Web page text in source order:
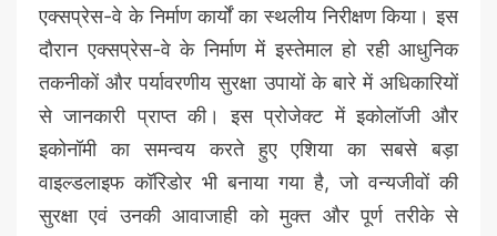
एक्सप्रेस-वे के निर्माण कार्यों का स्थलीय निरीक्षण किया। इस
दौरान एक्सप्रेस-वे के निर्माण में इस्तेमाल हो रही आधुनिक
तकनीकों और पर्यावरणीय सुरक्षा उपायों के बारे में अधिकारियों
से जानकारी प्राप्त की। इस प्रोजेक्ट में इकोलॉजी और
इकोनॉमी का समन्वय करते हुए एशिया का सबसे बड़ा
वाइल्डलाइफ कॉरिडोर भी बनाया गया है, जो वन्यजीवों की
सुरक्षा एवं उनकी आवाजाही को मुक्त और पूर्ण तरीके से